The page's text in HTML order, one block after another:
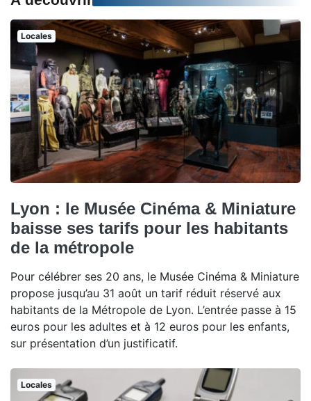
Locales
Lyon : le Musée Cinéma & Miniature
baisse ses tarifs pour les habitants
de la métropole
Pour célébrer ses 20 ans, le Musée Cinéma & Miniature
propose jusqu’au 31 août un tarif réduit réservé aux
habitants de la Métropole de Lyon. L’entrée passe à 15
euros pour les adultes et à 12 euros pour les enfants,
sur présentation d’un justificatif.
Locales